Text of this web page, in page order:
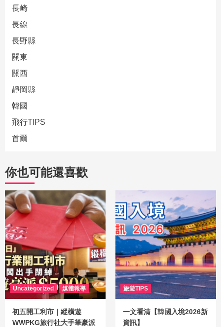
長崎
長線
長野縣
關東
關西
靜岡縣
韓國
飛行TIPS
首爾
你也可能還喜歡
Uncategorized 媒體報導
初五開工利市｜縱橫遊
WWPKG旅行社大手筆豪派
旅遊TIPS
一文看清【韓國入境2026新
資訊】